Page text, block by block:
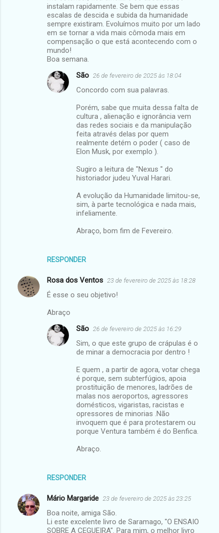
instalam rapidamente. Se bem que essas
escalas de descida e subida da humanidade
sempre existiram. Evoluímos muito por um lado
em se tornar a vida mais cômoda mais em
compensação o que está acontecendo com o
mundo!
Boa semana.
RESPONDER
São 26 de fevereiro de 2025 às 18:04
Concordo com sua palavras.
Porém, sabe que muita dessa falta de
cultura , alienação e ignorância vem
das redes sociais e da manipulação
feita através delas por quem
realmente detém o poder ( caso de
Elon Musk, por exemplo ).
Sugiro a leitura de "Nexus " do
historiador judeu Yuval Harari.
A evolução da Humanidade limitou-se,
sim, à parte tecnológica e nada mais,
infeliamente.
Abraço, bom fim de Fevereiro.
Rosa dos Ventos 23 de fevereiro de 2025 às 18:28
É esse o seu objetivo!
Abraço
RESPONDER
São 26 de fevereiro de 2025 às 16:29
Sim, o que este grupo de crápulas é o
de minar a democracia por dentro !
E quem , a partir de agora, votar chega
é porque, sem subterfúgios, apoia
prostituição de menores, ladrões de
malas nos aeroportos, agressores
domésticos, vigaristas, racistas e
opressores de minorias .Não
invoquem que é para protestarem ou
porque Ventura também é do Benfica.
Abraço.
Mário Margaride 23 de fevereiro de 2025 às 23:25
Boa noite, amiga São.
Li este excelente livro de Saramago, "O ENSAIO
SOBRE A CEGUEIRA". Para mim, o melhor livro